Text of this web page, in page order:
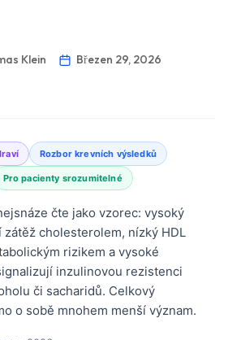
Klein
Březen 29, 2026
Rozbor krevních výsledků
Pro pacienty srozumitelné
čte jako vzorec: vysoký
zátěž cholesterolem, nízký HDL
rizikem a vysoké
inzulinovou rezistenci
či sacharidů. Celkový
o sobě mnohem menší význam.